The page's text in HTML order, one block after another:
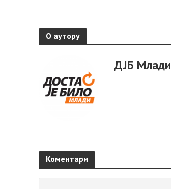
О аутору
ДЈБ Млади
Коментари